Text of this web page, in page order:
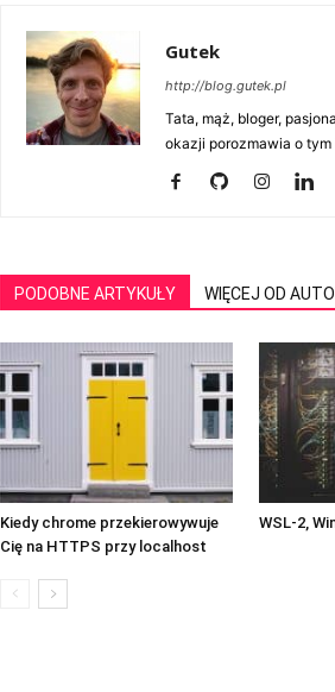
Gutek
http://blog.gutek.pl
Tata, mąż, bloger,
okazji porozmawia o tym
PODOBNE ARTYKUŁY WIĘCEJ OD
Kiedy chrome przekierowywuje
Cię na HTTPS przy localhost
WSL-2,